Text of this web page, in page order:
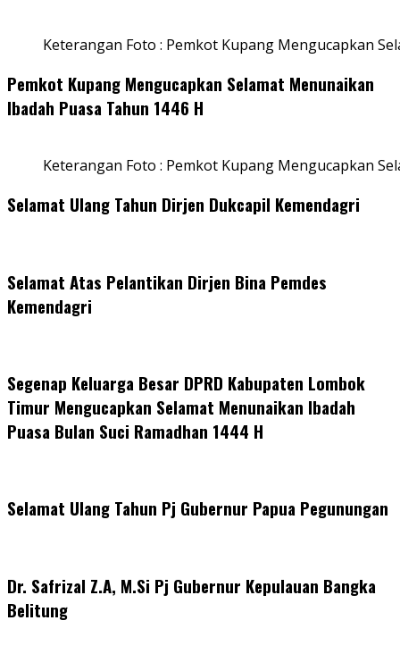
Keterangan Foto : Pemkot Kupang Mengucapkan
Pemkot Kupang Mengucapkan Selamat Menunaikan
Ibadah Puasa Tahun 1446 H
Keterangan Foto : Pemkot Kupang Mengucapkan
Selamat Ulang Tahun Dirjen Dukcapil Kemendagri
Selamat Atas Pelantikan Dirjen Bina Pemdes
Kemendagri
Segenap Keluarga Besar DPRD Kabupaten Lombok
Timur Mengucapkan Selamat Menunaikan Ibadah
Puasa Bulan Suci Ramadhan 1444 H
Selamat Ulang Tahun Pj Gubernur Papua Pegunungan
Dr. Safrizal Z.A, M.Si Pj Gubernur Kepulauan Bangka
Belitung